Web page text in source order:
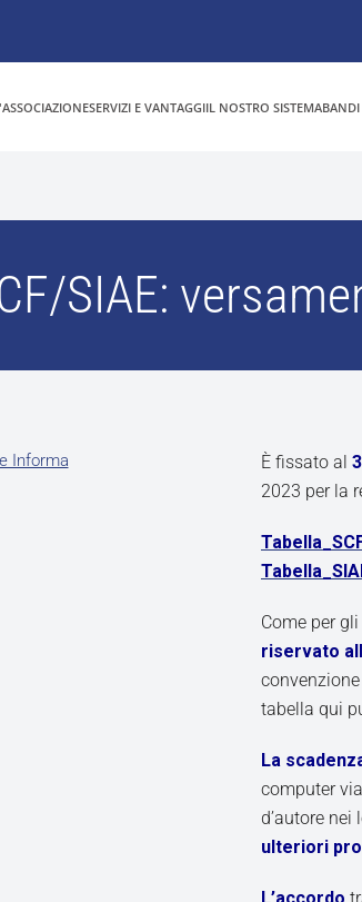
SERVIZI E VANTAGGIIL NOSTRO SISTEMA
SIAE:
Informa È fissato al
2023 per la
Come per
riservato
tabella qui
La
computer
d’autore nei
ulteriori